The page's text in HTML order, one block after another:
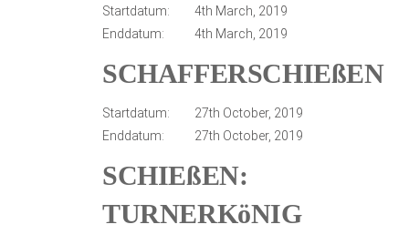
Startdatum:
4th March, 2019
Enddatum:
4th March, 2019
SCHAFFERSCHIEßEN
Startdatum:
27th October, 2019
Enddatum:
27th October, 2019
SCHIEßEN:
TURNERKöNIG